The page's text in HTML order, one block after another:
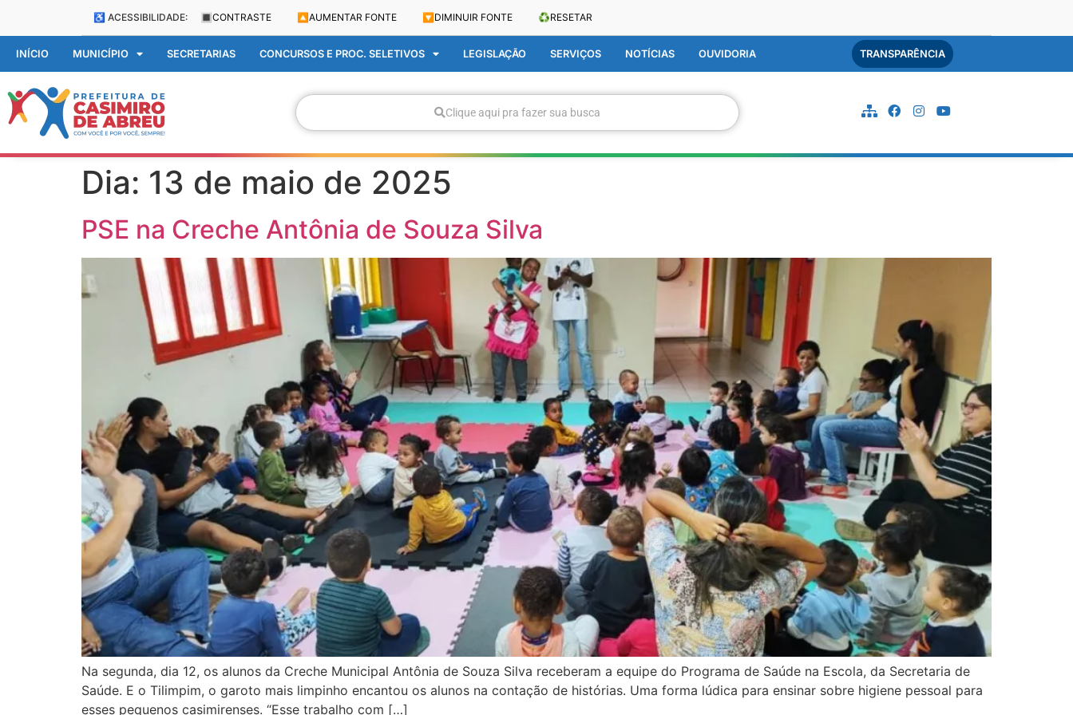
♿ ACESSIBILIDADE: 🔳 CONTRASTE 🔼 AUMENTAR FONTE 🔽 DIMINUIR FONTE ♻️RESETAR
INÍCIO MUNICÍPIO SECRETARIAS CONCURSOS E PROC. SELETIVOS LEGISLAÇÃO SERVIÇOS NOTÍCIAS OUVIDORIA TRANSPARÊNCIA
Clique aqui pra fazer sua busca
Dia: 13 de maio de 2025
PSE na Creche Antônia de Souza Silva
Na segunda, dia 12, os alunos da Creche Municipal Antônia de Souza Silva receberam a equipe do Programa de Saúde na Escola, da Secretaria de
Saúde. E o Tilimpim, o garoto mais limpinho encantou os alunos na contação de histórias. Uma forma lúdica para ensinar sobre higiene pessoal para
esses pequenos casimirenses. “Esse trabalho com […]